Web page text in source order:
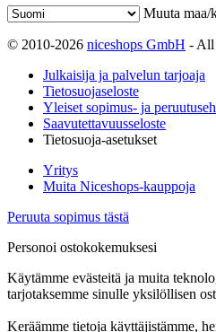
Muuta maa/
© 2010-2026 niceshops GmbH - All
Julkaisija ja palvelun tarjoaja
Tietosuojaseloste
Yleiset sopimus- ja
Saavutettavuusseloste
Tietosuoja-asetukset
Yritys
Muita Niceshops-kauppoja
Peruuta sopimus tästä
Personoi ostokokemuksesi
Käytämme evästeitä ja muita
tarjotaksemme sinulle yksilöllisen
Keräämme tietoja käyttäjistämme,